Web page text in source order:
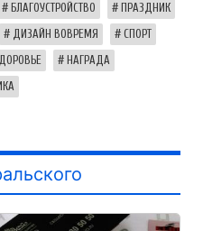
БЛАГОУСТРОЙСТВО ПРАЗДНИК
ДИЗАЙН ВОВРЕМЯ СПОРТ
НАГРАДА